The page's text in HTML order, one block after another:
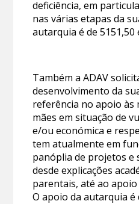
deficiência, em
nas várias etapas da
autarquia é de 5151,50
Também a ADAV
desenvolvimento da
referência no apoio às
mães em situação de
e/ou económica e
tem atualmente em
panóplia de projetos e
desde explicações
parentais, até ao
O apoio da autarquia é